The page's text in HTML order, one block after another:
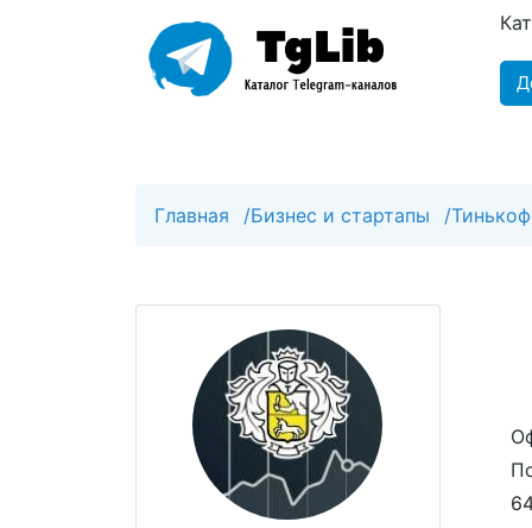
Главная /Бизнес и стартапы /